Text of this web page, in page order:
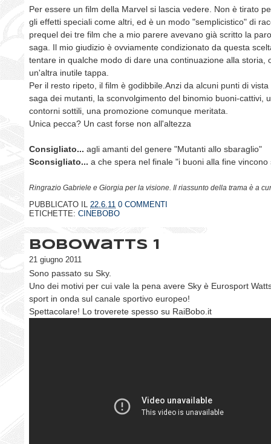
Per essere un film della Marvel si lascia vedere. Non è tirato
gli effetti speciali come altri, ed è un modo "semplicistico" di
prequel dei tre film che a mio parere avevano già scritto la
saga. Il mio giudizio è ovviamente condizionato da questa
tentare in qualche modo di dare una continuazione alla storia,
un'altra inutile tappa.
Per il resto ripeto, il film è godibbile.Anzi da alcuni punti di
saga dei mutanti, la sconvolgimento del binomio buoni-cattivi,
contorni sottili, una promozione comunque meritata.
Unica pecca? Un cast forse non all'altezza
Consigliato... agli amanti del genere "Mutanti allo sbaraglio"
Sconsigliato... a che spera nel finale "i buoni alla fine vincono
Ringrazio Gabriele e Giorgia per la visione. Il riassunto della trama è a
PUBBLICATO IL 22.6.11 0 COMMENTI
ETICHETTE: CINEBOBO
BoboWatts 1
21 giugno 2011
Sono passato su Sky.
Uno dei motivi per cui vale la pena avere Sky è Eurosport
sport in onda sul canale sportivo europeo!
Spettacolare! Lo troverete spesso su RaiBobo.it